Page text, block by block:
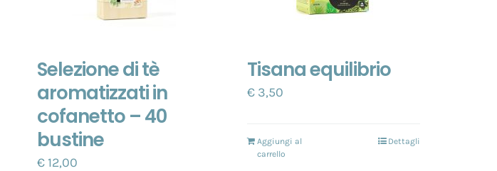
Selezione di tè
aromatizzati in
cofanetto – 40
bustine
€ 12,00
Tisana equilibrio
€ 3,50
Aggiungi al
carrello
Dettagli